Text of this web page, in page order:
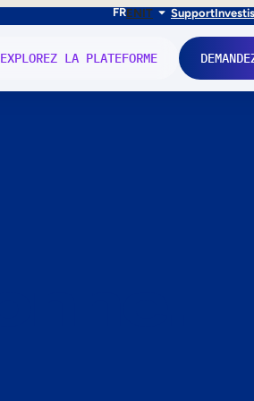
FRENIT Support
EXPLOREZ LA PLATEFORME